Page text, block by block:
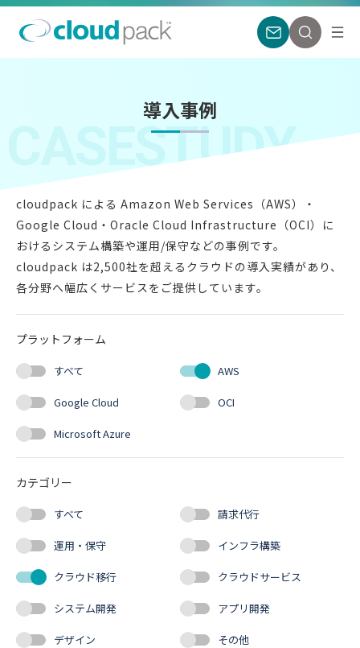
導入事例
CASESTUDY
cloudpack による Amazon Web Services（AWS）・
Google Cloud・ Oracle Cloud Infrastructure（OCI）に
おけるシステム構築や運用/保守などの事例です。
cloudpack は2,500社を超えるクラウドの導入実績があり、
各分野へ幅広くサービスをご提供しています。
プラットフォーム
すべて AWS
Google Cloud OCI
Microsoft Azure
カテゴリー
すべて 請求代行
運用・保守 インフラ構築
クラウド移行 クラウドサービス
システム開発 アプリ開発
デザイン その他